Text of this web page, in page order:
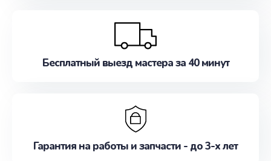
Бесплатный выезд мастера за 40 минут
Гарантия на работы и запчасти - до 3-х лет